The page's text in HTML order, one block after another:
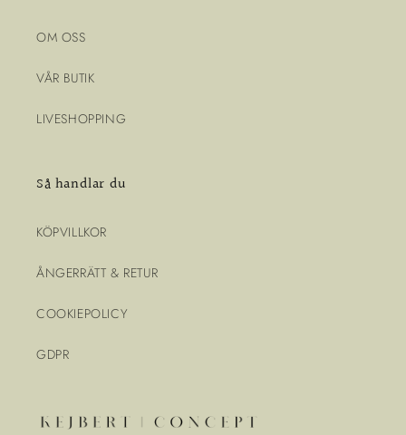
OM OSS
VÅR BUTIK
LIVESHOPPING
Så handlar du
KÖPVILLKOR
ÅNGERRÄTT & RETUR
COOKIEPOLICY
GDPR